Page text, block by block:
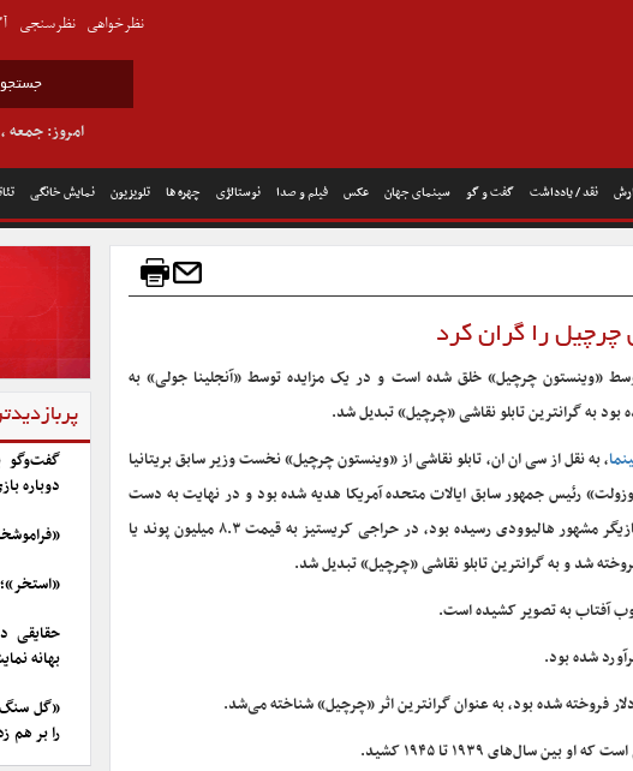
نقد / یادداشت گفت و گو سینمای جهان عکس فیلم و صدا نوستالژی چهره ها تلویزیون نمایش خانگی
امروز: جمعه , ۱۶ مرداد ۱۴۰۵
نظرخواهی نظرسنجی
چرچیل را گران کرد
«وینستون چرچیل» خلق شده است و در یک مزایده توسط «آنجلینا جولی» به
بود به گرانترین تابلو نقاشی «چرچیل» تبدیل شد.
، به نقل از سی ان ان، تابلو نقاشی از «وینستون چرچیل» نخست وزیر سابق بریتانیا
رئیس جمهور سابق ایالات متحده آمریکا هدیه شده بود و در نهایت به دست
«آنجلینا جولی» بازیگر مشهور هالیوودی رسیده بود، در حراجی کریستیز به قیمت ۸.۳ میلیون پوند یا
آفتاب به تصویر کشیده است.
گفت‌وگو
دوباره
حقایقی
بهانه
«گل
را بر هم